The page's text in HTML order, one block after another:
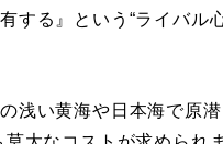
する』という“ライバル
浅い黄海や日本海で原